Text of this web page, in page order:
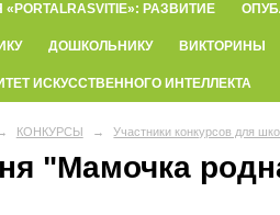
РАЗВИТИЕ
ДОШКОЛЬНИКУ ВИКТОРИНЫ
ИСКУССТВЕННОГО ИНТЕЛЛЕКТА
КОНКУРСЫ → Участники конкурсов для
"Мамочка